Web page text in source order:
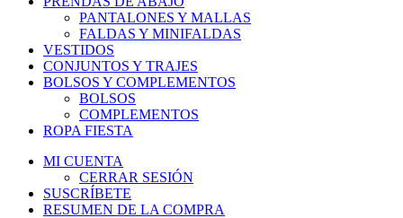
PANTALONES Y MALLAS
FALDAS Y MINIFALDAS
VESTIDOS
CONJUNTOS Y TRAJES
BOLSOS Y COMPLEMENTOS
BOLSOS
COMPLEMENTOS
ROPA FIESTA
MI CUENTA
CERRAR SESIÓN
SUSCRÍBETE
RESUMEN DE LA COMPRA